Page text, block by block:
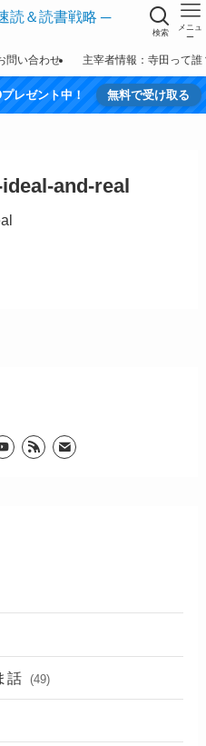
検索
メニュ
ー
問い合わせ 主宰者情報：寺田って誰
レゼント中！ 無料で受け取る
and-real
話 (49)